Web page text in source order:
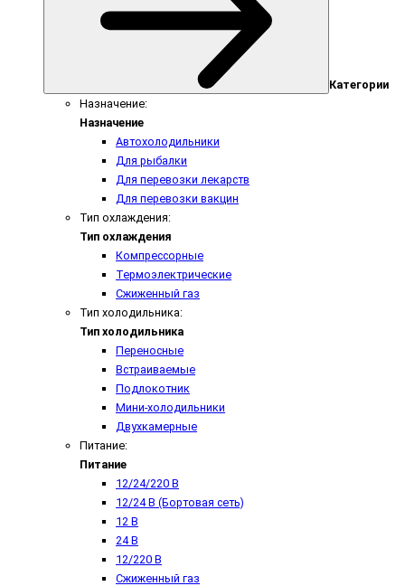
Категории
Назначение:
Назначение
Автохолодильники
Для рыбалки
Для перевозки лекарств
Для перевозки вакцин
Тип охлаждения:
Тип охлаждения
Компрессорные
Термоэлектрические
Сжиженный газ
Тип холодильника:
Тип холодильника
Переносные
Встраиваемые
Подлокотник
Мини-холодильники
Двухкамерные
Питание:
Питание
12/24/220 В
12/24 В (Бортовая сеть)
12 В
24 В
12/220 В
Сжиженный газ